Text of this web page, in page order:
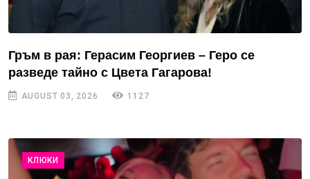
Гръм в рая: Герасим Георгиев – Геро се
разведе тайно с Цвета Гагарова!
AUGUST 03, 2026 1127
КЛЮКИ